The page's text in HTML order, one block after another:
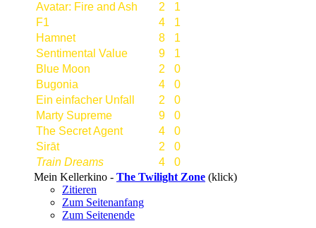
Avatar: Fire and Ash
2
1
F1
4
1
Hamnet
8
1
Sentimental Value
9
1
Blue Moon
2
0
Bugonia
4
0
Ein einfacher Unfall
2
0
Marty Supreme
9
0
The Secret Agent
4
0
Sirāt
2
0
Train Dreams
4
0
Mein Kellerkino - The Twilight Zone (klick)
Zitieren
Zum Seitenanfang
Zum Seitenende